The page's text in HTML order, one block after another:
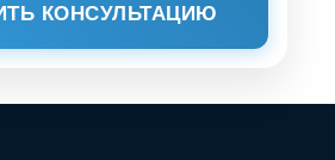
КОНСУЛЬТАЦИЮ